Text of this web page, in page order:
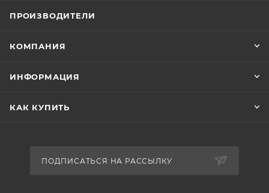
ПРОИЗВОДИТЕЛИ
КОМПАНИЯ
ИНФОРМАЦИЯ
КАК КУПИТЬ
ПОДПИСАТЬСЯ НА РАССЫЛКУ